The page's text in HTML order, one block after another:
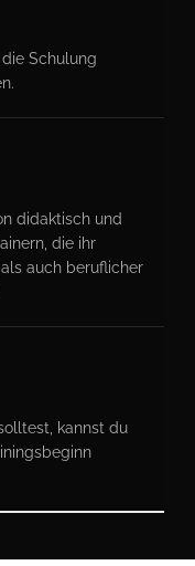
Schulung
didaktisch und
die ihr
auch beruflicher
kannst du